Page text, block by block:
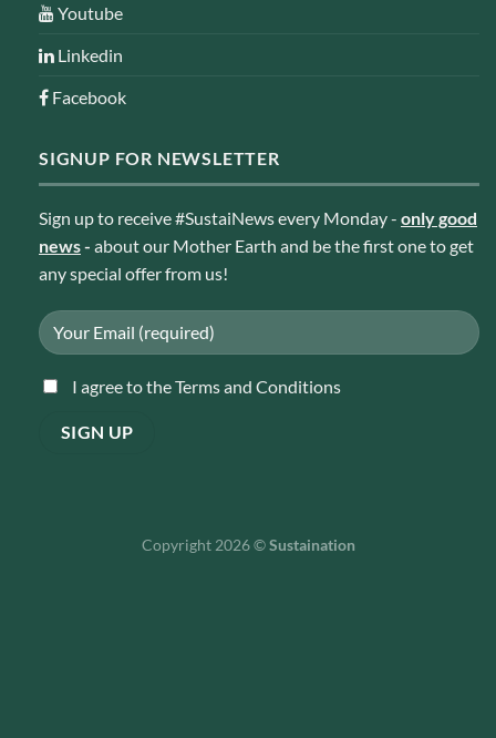
Youtube
Linkedin
Facebook
SIGNUP FOR NEWSLETTER
Sign up to receive #SustaiNews every Monday - only good
news- about our Mother Earth and be the first one to get
any special offer from us!
I agree to the Terms and Conditions
Copyright 2026 ©Sustaination